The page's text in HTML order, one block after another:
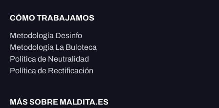
CÓMO TRABAJAMOS
Metodología Desinfo
Metodología La Buloteca
Política de Neutralidad
Política de Rectificación
MÁS SOBRE MALDITA.ES